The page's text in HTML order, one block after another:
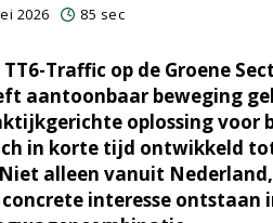
2026 85 sec
Traffic op de Groene
aantoonbaar beweging
oplossing voor
in korte tijd ontwikkeld
alleen vanuit
interesse ontstaan